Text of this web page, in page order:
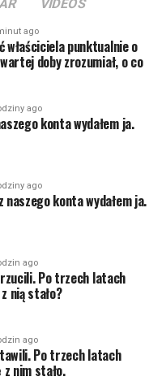
VIDEOS
ago
właściciela punktualnie o
doby zrozumiał, o co
ago
konta wydałem ja.
ago
konta wydałem ja.
ago
Po trzech latach
nią stało?
ago
Po trzech latach
nim stało.